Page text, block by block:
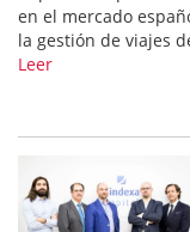
en el mercado
la gestión de viajes
Leer